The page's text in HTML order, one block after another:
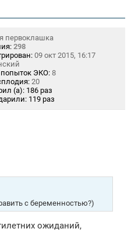
первоклашка
298
09 окт 2015, 16:17
ЭКО: 8
20
(а): 186 раз
119 раз
с беременностью?)
ожиданий,